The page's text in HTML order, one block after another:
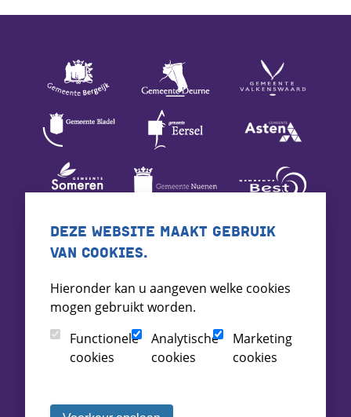
DEZE WEBSITE MAAKT GEBRUIK
VAN COOKIES.
Hieronder kan u aangeven welke cookies
mogen gebruikt worden.
Functionele
cookies
Analytische
cookies
Marketing
cookies